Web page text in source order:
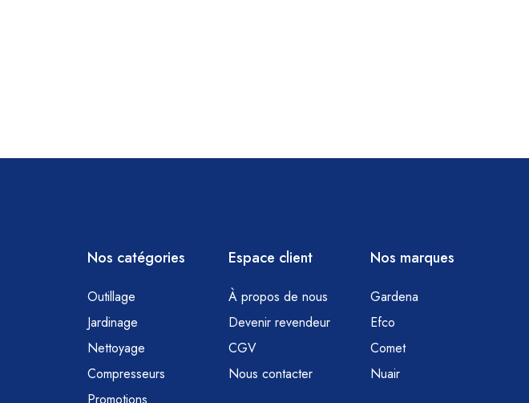
Nos catégories
Outillage
Jardinage
Nettoyage
Compresseurs
Espace client
À propos de nous
Devenir revendeur
CGV
Nous contacter
Nos marques
Gardena
Efco
Comet
Nuair